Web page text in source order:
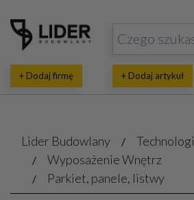
+ Dodaj firmę + Dodaj artykuł
Lider Budowlany
Wyposażenie Wnętrz
Parkiet, panele, listwy